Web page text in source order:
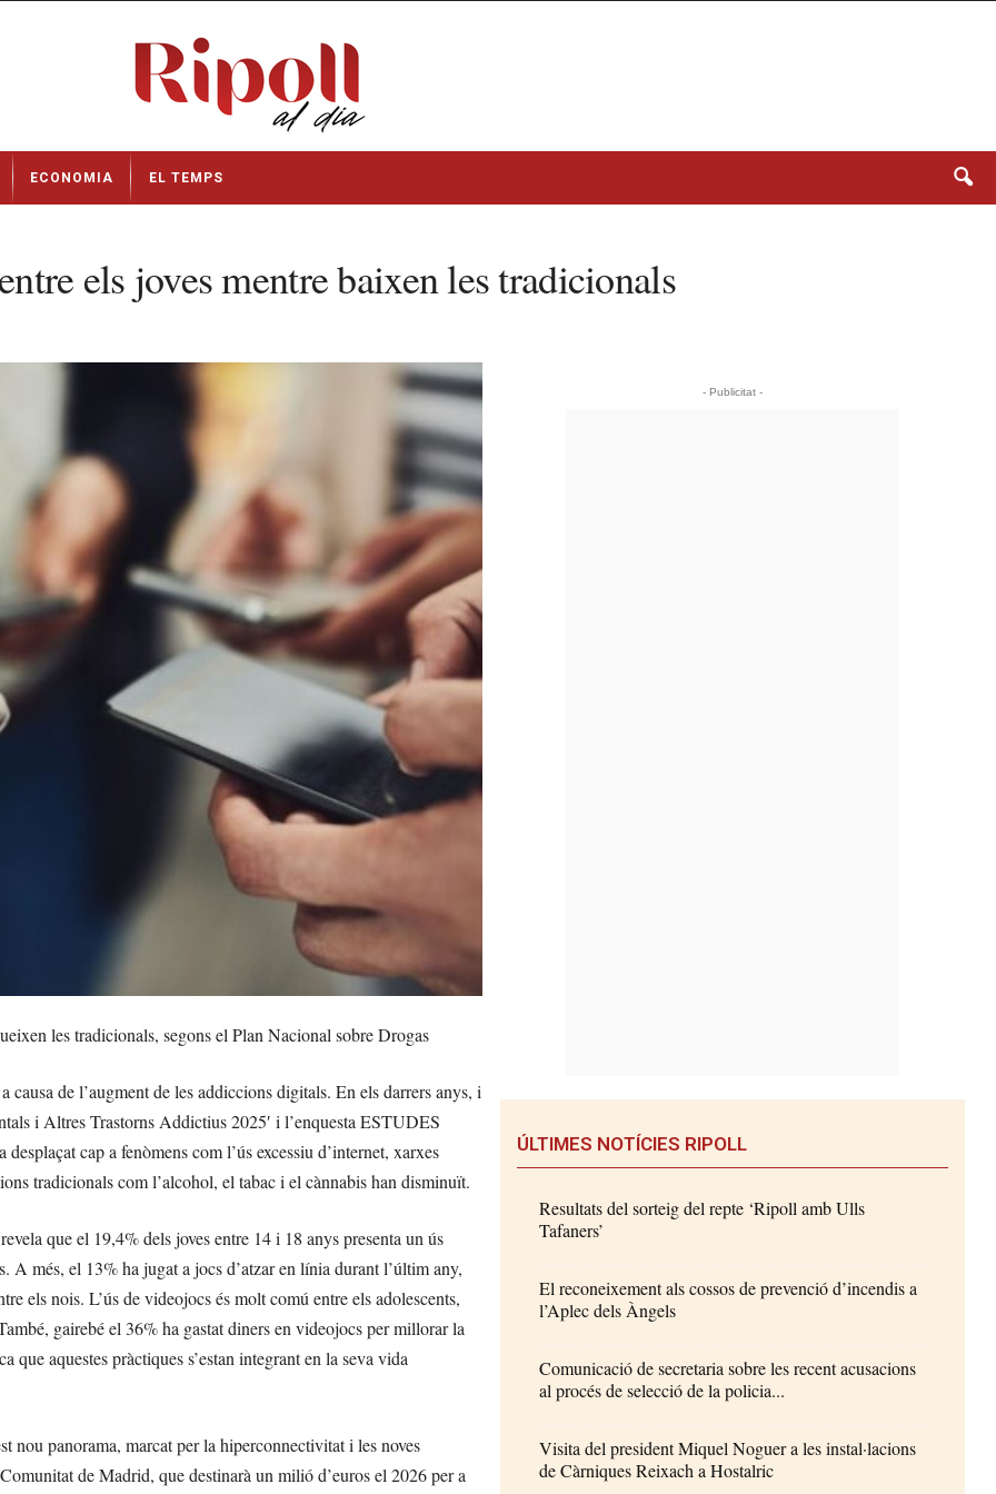
ECONOMIA EL TEMPS
els joves mentre baixen les tradicionals
les tradicionals, segons el Plan Nacional sobre Drogas
de l’augment de les addiccions digitals. En els darrers anys, i
i Altres Trastorns Addictius 2025′ i l’enquesta ESTUDES
cap a fenòmens com l’ús excessiu d’internet, xarxes
tradicionals com l’alcohol, el tabac i el cànnabis han disminuït.
que el 19,4% dels joves entre 14 i 18 anys presenta un ús
A més, el 13% ha jugat a jocs d’atzar en línia durant l’últim any,
els nois. L’ús de videojocs és molt comú entre els adolescents,
gairebé el 36% ha gastat diners en videojocs per millorar la
que aquestes pràctiques s’estan integrant en la seva vida
nou panorama, marcat per la hiperconnectivitat i les noves
de Madrid, que destinarà un milió d’euros el 2026 per a
- Publicitat -
ÚLTIMES NOTÍCIES RIPOLL
Resultats del sorteig del repte ‘Ripoll amb Ulls
Tafaners’
El reconeixement als cossos de prevenció d’incendis a
l’Aplec dels Àngels
Comunicació de secretaria sobre les recent acusacions
al procés de selecció de la policia...
Visita del president Miquel Noguer a les instal·lacions
de Càrniques Reixach a Hostalric